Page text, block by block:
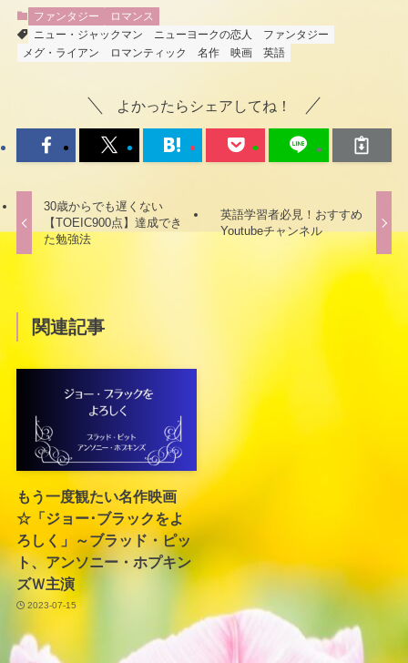
ファンタジー
ロマンス
ニュー・ジャックマン
ニューヨークの恋人
ファンタジー
メグ・ライアン
ロマンティック 名作 映画 英語
よかったらシェアしてね！
30歳からでも遅くない
【TOEIC900点】達成でき
た勉強法
英語学習者必見！おすすめ
Youtubeチャンネル
関連記事
もう一度観たい名作映画
☆「ジョー･ブラックをよ
ろしく」～ブラッド・ピッ
ト、アンソニー・ホプキン
ズＷ主演
2023-07-15